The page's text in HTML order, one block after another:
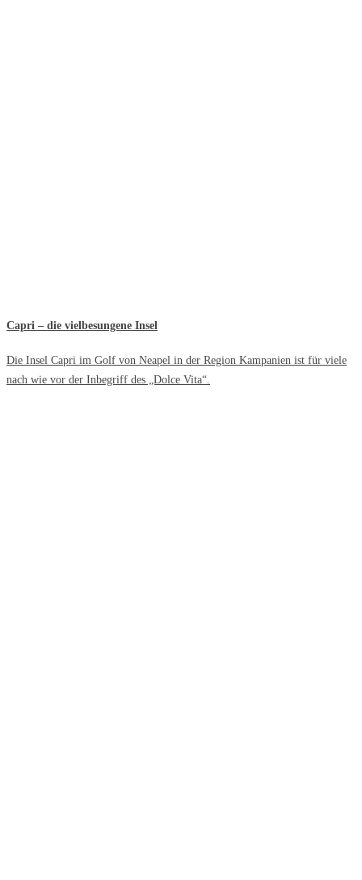
Capri – die vielbesungene Insel
Die Insel Capri im Golf von Neapel in der Region Kampanien ist für viele
nach wie vor der Inbegriff des „Dolce Vita“.